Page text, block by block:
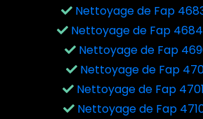
Nettoyage de Fap
Nettoyage de Fap
Nettoyage de Fap
Nettoyage de Fap
Nettoyage de Fap
Nettoyage de Fap